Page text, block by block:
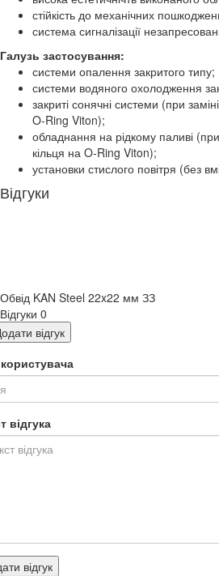
стійкість до механічних
система сигналізації
Галузь застосування:
системи опалення закритого типу;
системи водяного охолодження
закриті сонячні системи (при
O-Ring Viton);
обладнання на рідкому паливі
кільця на O-Ring Viton);
установки стислого повітря (без
Відгуки
Обвід KAN Steel 22x22 мм ЗЗ
Відгуки 0
відгук
відгука
відгук